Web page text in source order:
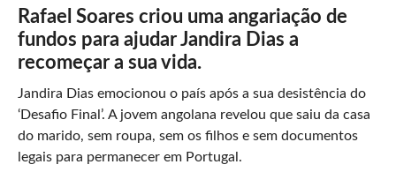
Rafael Soares criou uma angariação de
fundos para ajudar Jandira Dias a
recomeçar a sua vida.
Jandira Dias emocionou o país após a sua desistência do
‘Desafio Final’. A jovem angolana revelou que saiu da casa
do marido, sem roupa, sem os filhos e sem documentos
legais para permanecer em Portugal.